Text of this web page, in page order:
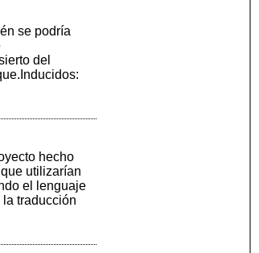
se podría
del
hecho
utilizarían
el lenguaje
traducción